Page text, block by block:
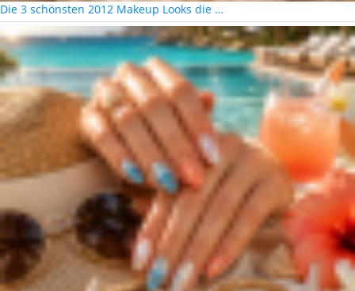
Die 3 schönsten 2012 Makeup Looks die …